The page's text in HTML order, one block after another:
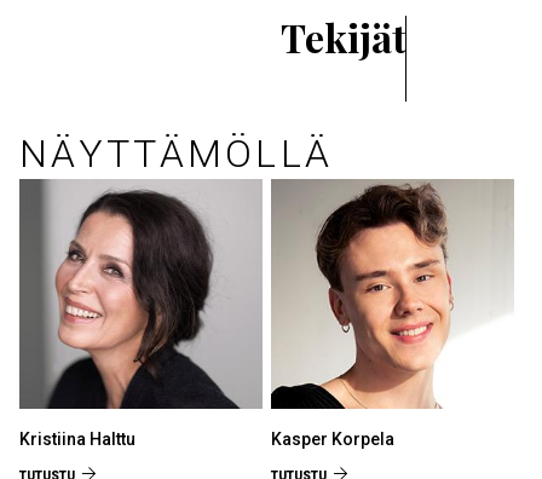
Tekijät
NÄYTTÄMÖLLÄ
Kristiina Halttu Kasper Korpela